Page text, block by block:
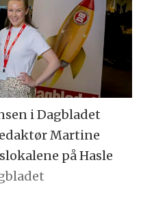
i Dagbladet
Martine
på Hasle